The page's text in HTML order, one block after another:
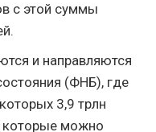
с этой суммы
и направляются
(ФНБ), где
3,9 трлн
которые можно